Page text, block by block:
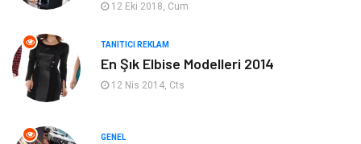
Giyim
Ev Dekorasyon Organizasyon
12 Eki 2018, Cum
TANITICI REKLAM
En Şık Elbise Modelleri 2014
12 Nis 2014, Cts
GENEL